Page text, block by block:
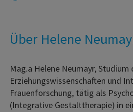
Über Helene
Mag.a Helene Neumayr, Studium
Erziehungswissenschaften und
Frauenforschung, tätig als
(Integrative Gestalttherapie) in